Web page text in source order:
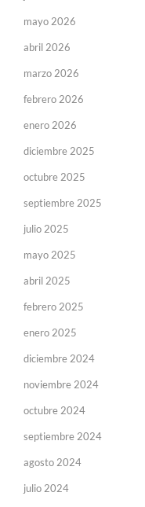
mayo 2026
abril 2026
marzo 2026
febrero 2026
enero 2026
diciembre 2025
octubre 2025
septiembre 2025
julio 2025
mayo 2025
abril 2025
febrero 2025
enero 2025
diciembre 2024
noviembre 2024
octubre 2024
septiembre 2024
agosto 2024
julio 2024